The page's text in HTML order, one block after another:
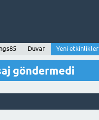
Duvar Yeni etkinlikler
göndermedi